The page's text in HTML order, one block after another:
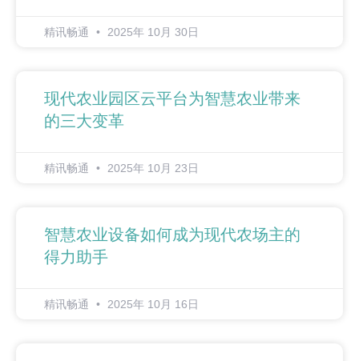
精讯畅通 2025年 10月 30日
现代农业园区云平台为智慧农业带来
的三大变革
精讯畅通 2025年 10月 23日
智慧农业设备如何成为现代农场主的
得力助手
精讯畅通 2025年 10月 16日